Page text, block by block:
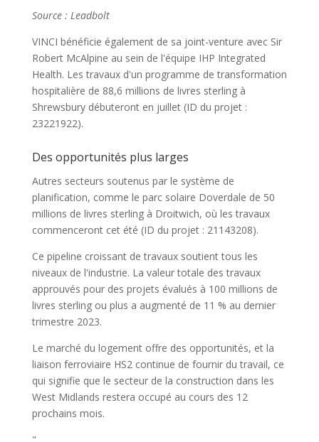
Source : Leadbolt
VINCI bénéficie également de sa joint-venture avec Sir
Robert McAlpine au sein de l'équipe IHP Integrated
Health. Les travaux d'un programme de transformation
hospitalière de 88,6 millions de livres sterling à
Shrewsbury débuteront en juillet (ID du projet :
23221922).
Des opportunités plus larges
Autres secteurs soutenus par le système de
planification, comme le parc solaire Doverdale de 50
millions de livres sterling à Droitwich, où les travaux
commenceront cet été (ID du projet : 21143208).
Ce pipeline croissant de travaux soutient tous les
niveaux de l'industrie. La valeur totale des travaux
approuvés pour des projets évalués à 100 millions de
livres sterling ou plus a augmenté de 11 % au dernier
trimestre 2023.
Le marché du logement offre des opportunités, et la
liaison ferroviaire HS2 continue de fournir du travail, ce
qui signifie que le secteur de la construction dans les
West Midlands restera occupé au cours des 12
prochains mois.